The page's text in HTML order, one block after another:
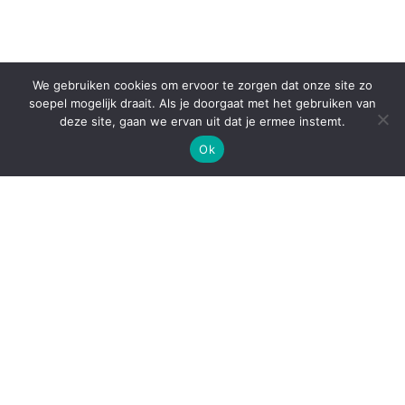
We gebruiken cookies om ervoor te zorgen dat onze site zo
soepel mogelijk draait. Als je doorgaat met het gebruiken van
deze site, gaan we ervan uit dat je ermee instemt.
Ok